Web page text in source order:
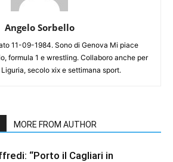
Angelo Sorbello
11-09-1984. Sono di Genova Mi piace
formula 1 e wrestling. Collaboro anche per
secolo xix e settimana sport.
MORE FROM AUTHOR
“Porto il Cagliari in